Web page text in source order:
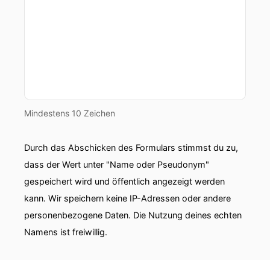
Mindestens 10 Zeichen
Durch das Abschicken des Formulars stimmst du zu,
dass der Wert unter "Name oder Pseudonym"
gespeichert wird und öffentlich angezeigt werden
kann. Wir speichern keine IP-Adressen oder andere
personenbezogene Daten. Die Nutzung deines echten
Namens ist freiwillig.